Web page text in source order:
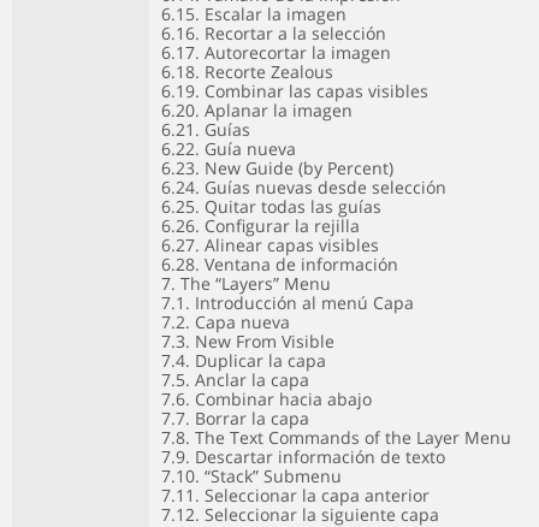
6.15. Escalar la imagen
6.16. Recortar a la selección
6.17. Autorecortar la imagen
6.18. Recorte Zealous
6.19. Combinar las capas visibles
6.20. Aplanar la imagen
6.21. Guías
6.22. Guía nueva
6.23. New Guide (by Percent)
6.24. Guías nuevas desde selección
6.25. Quitar todas las guías
6.26. Configurar la rejilla
6.27. Alinear capas visibles
6.28. Ventana de información
7. The “Layers” Menu
7.1. Introducción al menú Capa
7.2. Capa nueva
7.3. New From Visible
7.4. Duplicar la capa
7.5. Anclar la capa
7.6. Combinar hacia abajo
7.7. Borrar la capa
7.8. The Text Commands of the Layer Menu
7.9. Descartar información de texto
7.10. “Stack” Submenu
7.11. Seleccionar la capa anterior
7.12. Seleccionar la siguiente capa